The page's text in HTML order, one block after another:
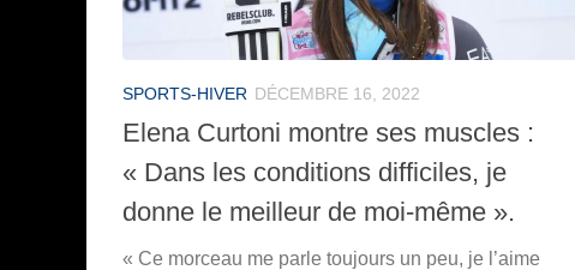
SPORTS-HIVER DÉCEMBRE 16, 2022
Elena Curtoni montre ses muscles :
« Dans les conditions difficiles, je
donne le meilleur de moi-même ».
« Ce morceau me parle toujours un peu, je l’aime